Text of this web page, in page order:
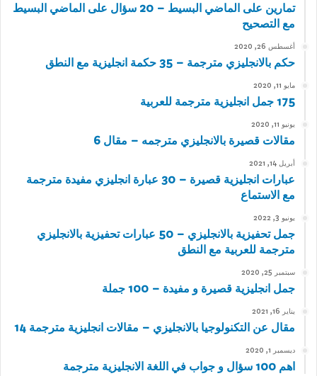
تمارين على الماضي البسيط – 20 سؤال على الماضي البسيط
مع التصحيح
أغسطس 26, 2020
حكم بالانجليزي مترجمة – 35 حكمة انجليزية مع النطق
مايو 11, 2020
175 جمل انجليزية مترجمة للعربية
يونيو 11, 2020
مقالات قصيرة بالانجليزي مترجمه – مقال 6
أبريل 14, 2021
عبارات انجليزية قصيرة – 30 عبارة انجليزي مفيدة مترجمة
مع الاستماع
يونيو 3, 2022
جمل تحفيزية بالانجليزي – 50 عبارات تحفيزية بالانجليزي
مترجمة للعربية مع النطق
سبتمبر 25, 2020
جمل انجليزية قصيرة و مفيدة – 100 جملة
يناير 16, 2021
مقال عن التكنولوجيا بالانجليزي – مقالات انجليزية مترجمة 14
ديسمبر 1, 2020
اهم 100 سؤال و جواب في اللغة الانجليزية مترجمة